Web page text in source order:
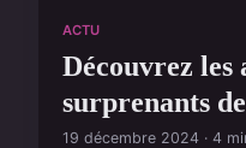
ACTU
Découvrez les
surprenants
19 décembre 2024 · 4